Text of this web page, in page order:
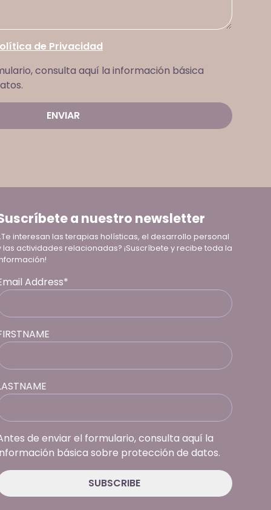
de Privacidad
consulta aquí la información básica
a nuestro newsletter
interesan las terapias holísticas, el desarrollo personal
las actividades relacionadas? ¡Suscríbete y recibe toda la
Address*
de enviar el formulario, consulta aquí la
básica sobre protección de datos.